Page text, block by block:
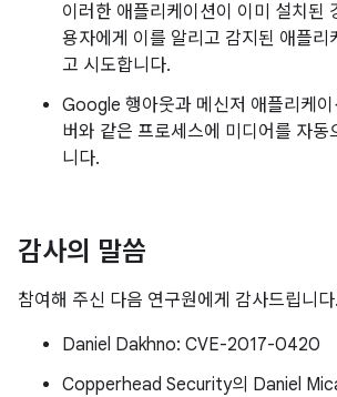
이러한 애플리케이션이 이미 설치된
용자에게 이를 알리고 감지된 애플리
고 시도합니다.
Google 행아웃과 메신저 애플리케이
버와 같은 프로세스에 미디어를 자동
니다.
감사의 말씀
참여해 주신 다음 연구원에게 감사드립니다.
Daniel Dakhno: CVE-2017-0420
Copperhead Security의 Daniel